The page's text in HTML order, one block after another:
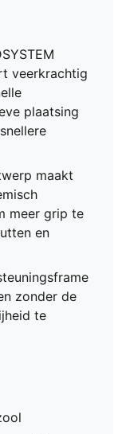
veerkrachtig
plaatsing
maakt
meer grip te
en
zonder de
te